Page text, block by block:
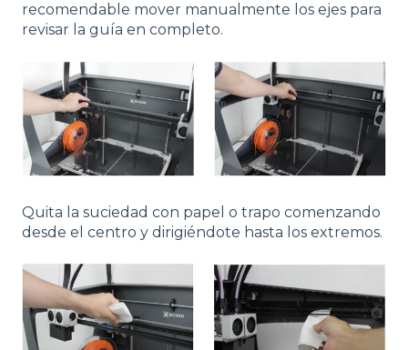
recomendable mover manualmente los ejes para
revisar la guía en completo.
Quita la suciedad con papel o trapo comenzando
desde el centro y dirigiéndote hasta los extremos.